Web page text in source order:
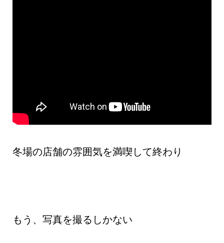
冬場の店舗の雰囲気を満喫して終わり
もう、写真を撮るしかない